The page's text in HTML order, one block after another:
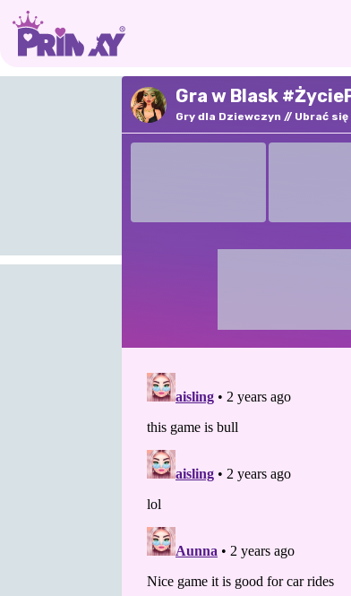
Gra w Blask
Gry dla Dziewczyn Ubrać się